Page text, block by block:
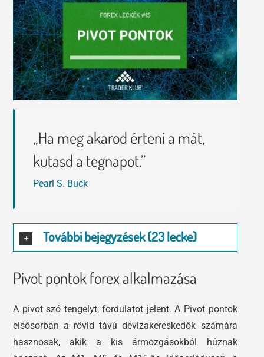
Tőzsdeklub
Adósegéd
Előadások
Képzések
Robotok
Segítség és támogatás
„Ha meg akarod érteni a mát,
kutasd a tegnapot.”
Pearl S. Buck
További bejegyzések (23 lecke)
Pivot pontok forex alkalmazása
A pivot szó tengelyt, fordulatot jelent. A Pivot pontok
elsősorban a rövid távú devizakereskedők számára
hasznosak, akik a kis ármozgásokból húznak